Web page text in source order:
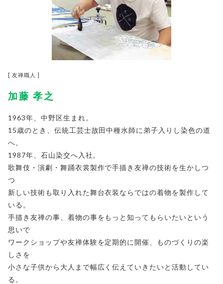
[ 友禅職人 ]
加藤 孝之
1963年、中野区生まれ。
15歳のとき、伝統工芸士故田中種水師に弟子入りし染色の道
へ。
1987年、石山染交へ入社。
歌舞伎・演劇・舞踊衣裳製作で手描き友禅の技術を生かしつ
つ
新しい技術も取り入れた舞台衣装ならではの着物を製作して
いる。
手描き友禅の事、着物の事をもっと知ってもらいたいという
思いで
ワークショップや友禅体験を定期的に開催、ものづくりの楽
しさを
小さな子供から大人まで幅広く伝えていきたいと活動してい
る。